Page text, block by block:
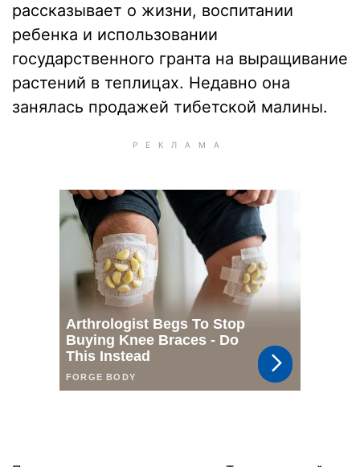
рассказывает о жизни, воспитании
ребенка и использовании
государственного гранта на выращивание
растений в теплицах. Недавно она
занялась продажей тибетской малины.